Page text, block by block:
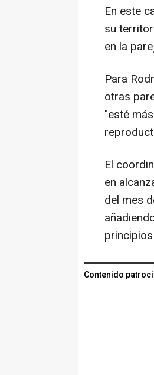
En este
su
en la
Para
otras
"esté
El
en
del mes
Contenido